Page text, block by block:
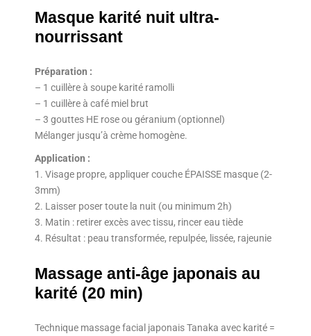
Masque karité nuit ultra-
nourrissant
Préparation :
– 1 cuillère à soupe karité ramolli
– 1 cuillère à café miel brut
– 3 gouttes HE rose ou géranium (optionnel)
Mélanger jusqu’à crème homogène.
Application :
1. Visage propre, appliquer couche ÉPAISSE masque (2-
3mm)
2. Laisser poser toute la nuit (ou minimum 2h)
3. Matin : retirer excès avec tissu, rincer eau tiède
4. Résultat : peau transformée, repulpée, lissée, rajeunie
Massage anti-âge japonais au
karité (20 min)
Technique massage facial japonais Tanaka avec karité =